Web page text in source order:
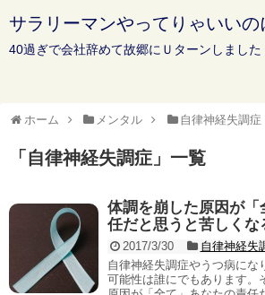
サラリーマンやってりゃいいの
40過ぎで会社辞めて故郷にＵターンしました
ホーム メンタル 自律神経失調症
「 自律神経失調症 」 一覧
体調を崩した原因が
任だと思うと苦しくな
2017/3/30
自律神経失
自律神経失調症やうつ病にな
可能性は誰にでもあります。